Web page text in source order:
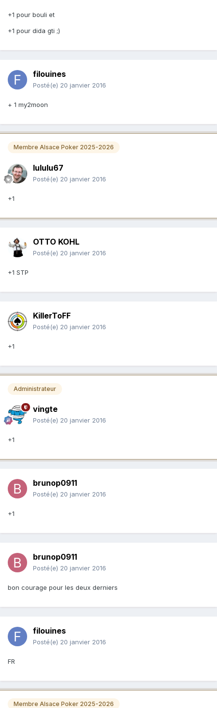
+1 pour bouli et
+1 pour dida gti ;)
filouines
Posté(e) 20 janvier 2016
+ 1 my2moon
Membre Alsace Poker 2025-2026
lululu67
Posté(e) 20 janvier 2016
+1
OTTO KOHL
Posté(e) 20 janvier 2016
+1 STP
KillerToFF
Posté(e) 20 janvier 2016
+1
Administrateur
vingte
Posté(e) 20 janvier 2016
+1
brunop0911
Posté(e) 20 janvier 2016
+1
brunop0911
Posté(e) 20 janvier 2016
bon courage pour les deux derniers
filouines
Posté(e) 20 janvier 2016
FR
Membre Alsace Poker 2025-2026